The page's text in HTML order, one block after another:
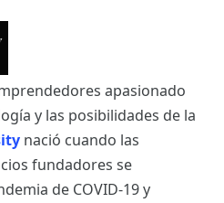
apasionado
y las posibilidades de la
nació cuando las
fundadores se
de COVID-19 y